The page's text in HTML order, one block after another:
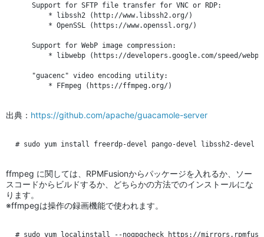
    Support for SFTP file transfer for VNC or RDP:
        * libssh2 (http://www.libssh2.org/)
        * OpenSSL (https://www.openssl.org/)
    Support for WebP image compression:
* libwebp (https://developers.google.com/speed/webp/
    "guacenc" video encoding utility:
出典： https://github.com/apache/guacamole-server
ffmpeg に関しては、RPMFusionからパッケージを入れるか、ソー
スコードからビルドするか、どちらかの方法でのインストールにな
ります。
※ffmpegは操作の録画機能で使われます。
# sudo yum localinstall --nogpgcheck https://